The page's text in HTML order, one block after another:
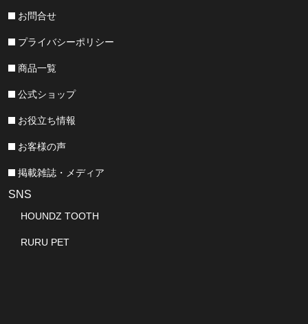
お問合せ
プライバシーポリシー
商品一覧
公式ショップ
お役立ち情報
お客様の声
掲載雑誌・メディア
SNS
HOUNDZ TOOTH
RURU PET